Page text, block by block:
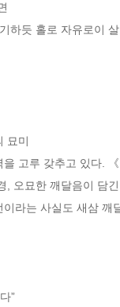
하듯 홀로 자유로이
묘미
고루 갖추고 있다.
, 오묘한 깨달음이 담
라는 사실도 새삼 깨
”